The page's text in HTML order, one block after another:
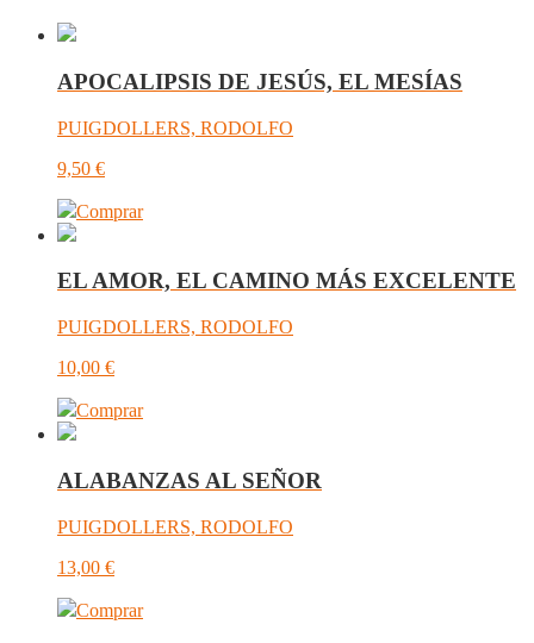
APOCALIPSIS DE JESÚS, EL MESÍAS
PUIGDOLLERS, RODOLFO
9,50 €
Comprar
EL AMOR, EL CAMINO MÁS EXCELENTE
PUIGDOLLERS, RODOLFO
10,00 €
Comprar
ALABANZAS AL SEÑOR
PUIGDOLLERS, RODOLFO
13,00 €
Comprar